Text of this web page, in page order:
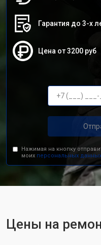
Гарантия до 3-х
Цена от 3200 руб
Нажимая на кнопку
моих персональных
Цены на